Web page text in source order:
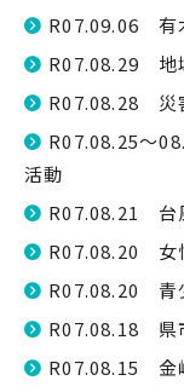
R07.09.06 有
R07.08.29 地
R07.08.28 災
R07.08.25～
活動
R07.08.21 台
R07.08.20 女
R07.08.20 青
R07.08.18 県
R07.08.15 金